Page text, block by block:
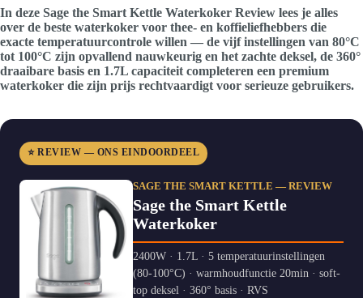
In deze Sage the Smart Kettle Waterkoker Review lees je alles
over de beste waterkoker voor thee- en koffieliefhebbers die
exacte temperatuurcontrole willen — de vijf instellingen van 80°C
tot 100°C zijn opvallend nauwkeurig en het zachte deksel, de 360°
draaibare basis en 1.7L capaciteit completeren een premium
waterkoker die zijn prijs rechtvaardigt voor serieuze gebruikers.
⭐ REVIEW — ONS EINDOORDEEL
SAGE THE SMART KETTLE — REVIEW
Sage the Smart Kettle
Waterkoker
2400W · 1.7L · 5 temperatuurinstellingen
(80-100°C) · warmhoudfunctie 20min · soft-
top deksel · 360° basis · RVS